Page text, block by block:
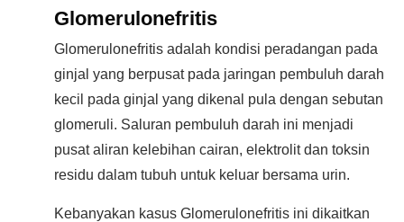
Glomerulonefritis
Glomerulonefritis adalah kondisi peradangan pada
ginjal yang berpusat pada jaringan pembuluh darah
kecil pada ginjal yang dikenal pula dengan sebutan
glomeruli. Saluran pembuluh darah ini menjadi
pusat aliran kelebihan cairan, elektrolit dan toksin
residu dalam tubuh untuk keluar bersama urin.
Kebanyakan kasus Glomerulonefritis ini dikaitkan